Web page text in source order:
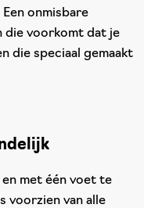
onmisbare
die voorkomt dat je
die speciaal gemaakt
met één voet te
voorzien van alle